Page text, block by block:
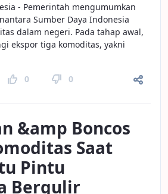
- Pemerintah mengumumkan
Sumber Daya Indonesia
dalam negeri. Pada tahap awal,
ekspor tiga komoditas, yakni
0 0
&amp Boncos
Saat
Pintu
Bergulir